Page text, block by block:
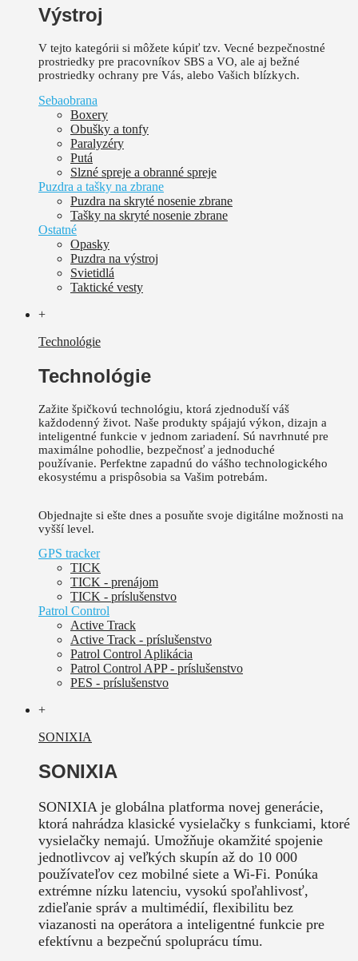
Výstroj
V tejto kategórii si môžete kúpiť tzv. Vecné bezpečnostné
prostriedky pre pracovníkov SBS a VO, ale aj bežné
prostriedky ochrany pre Vás, alebo Vašich blízkych.
Sebaobrana
Boxery
Obušky a tonfy
Paralyzéry
Putá
Slzné spreje a obranné spreje
Puzdra a tašky na zbrane
Puzdra na skryté nosenie zbrane
Tašky na skryté nosenie zbrane
Ostatné
Opasky
Puzdra na výstroj
Svietidlá
Taktické vesty
+
Technológie
Technológie
Zažite špičkovú technológiu, ktorá zjednoduší váš
každodenný život. Naše produkty spájajú výkon, dizajn a
inteligentné funkcie v jednom zariadení. Sú navrhnuté pre
maximálne pohodlie, bezpečnosť a jednoduché
používanie. Perfektne zapadnú do vášho technologického
ekosystému a prispôsobia sa Vašim potrebám.
Objednajte si ešte dnes a posuňte svoje digitálne možnosti na
vyšší level.
GPS tracker
TICK
TICK - prenájom
TICK - príslušenstvo
Patrol Control
Active Track
Active Track - príslušenstvo
Patrol Control Aplikácia
Patrol Control APP - príslušenstvo
PES - príslušenstvo
+
SONIXIA
SONIXIA
SONIXIA je globálna platforma novej generácie,
ktorá nahrádza klasické vysielačky s funkciami, ktoré
vysielačky nemajú. Umožňuje okamžité spojenie
jednotlivcov aj veľkých skupín až do 10 000
používateľov cez mobilné siete a Wi-Fi. Ponúka
extrémne nízku latenciu, vysokú spoľahlivosť,
zdieľanie správ a multimédií, flexibilitu bez
viazanosti na operátora a inteligentné funkcie pre
efektívnu a bezpečnú spoluprácu tímu.